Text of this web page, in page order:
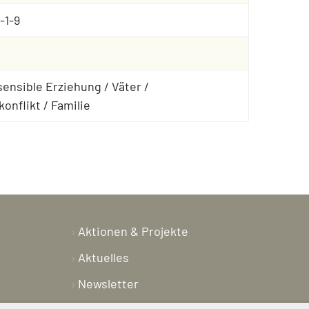
1-9
Erziehung / Väter /
/ Familie
Aktionen & Projekte
Aktuelles
Newsletter